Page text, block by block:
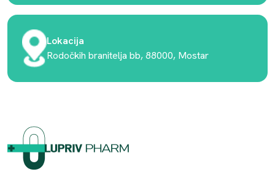
Lokacija
Rodočkih branitelja bb, 88000, Mostar